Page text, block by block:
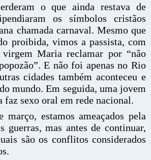
o que ainda restava de
os símbolos cristãos
chamada carnaval. Mesmo que
proibida, vimos a passista, com
Maria reclamar por “não
E não foi apenas no Rio
cidades também aconteceu e
mundo. Em seguida, uma jovem
faz sexo oral em rede nacional.
março, estamos ameaçados pela
guerras, mas antes de continuar,
são os conflitos considerados